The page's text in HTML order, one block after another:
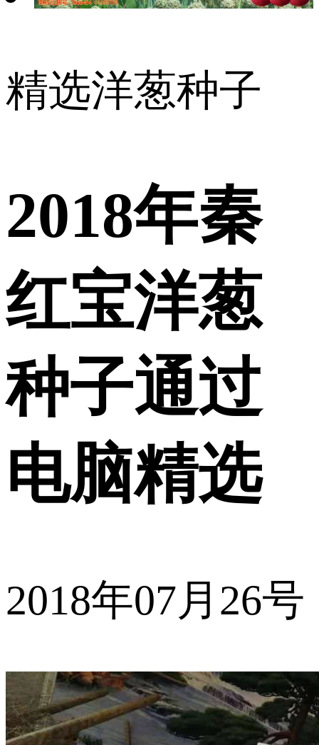
精选洋葱种子
2018年秦
红宝洋葱
种子通过
电脑精选
2018年07月26号